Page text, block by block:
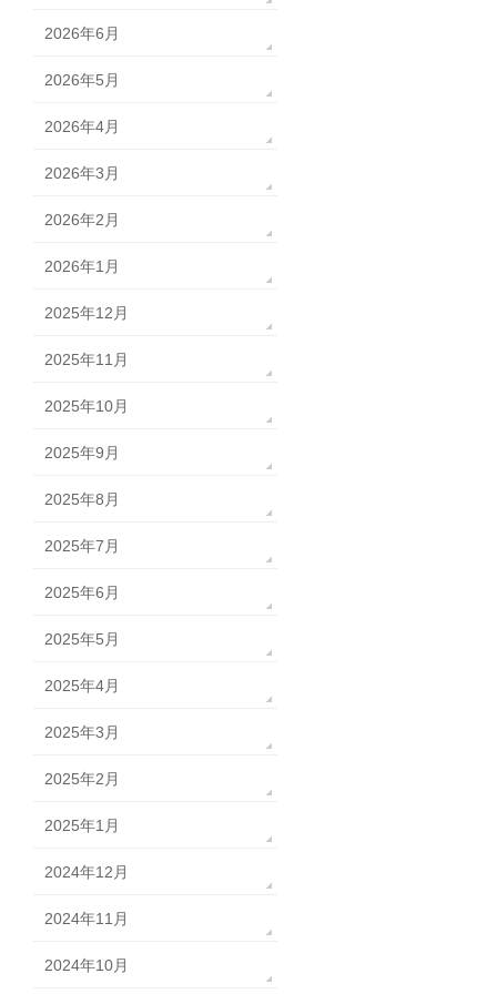
2026年6月
2026年5月
2026年4月
2026年3月
2026年2月
2026年1月
2025年12月
2025年11月
2025年10月
2025年9月
2025年8月
2025年7月
2025年6月
2025年5月
2025年4月
2025年3月
2025年2月
2025年1月
2024年12月
2024年11月
2024年10月